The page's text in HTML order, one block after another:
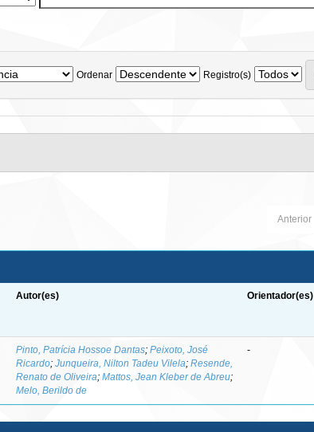
Ordenar Registro(s)
Anterior
Autor(es) Orientador(es)
Pinto, Patrícia Hossoe Dantas;Peixoto, José
Ricardo;Junqueira, Nilton Tadeu Vilela;Resende,
Renato de Oliveira;Mattos, Jean Kleber de Abreu;
Melo, Berildo de
-